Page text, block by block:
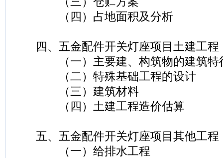
（四）占地面积及分析
四、五金配件开关灯座项目土建工程
（一）主要建、构筑物的建筑特
（二）特殊基础工程的设计
（三）建筑材料
（四）土建工程造价估算
五、五金配件开关灯座项目其他工程
（一）给排水工程